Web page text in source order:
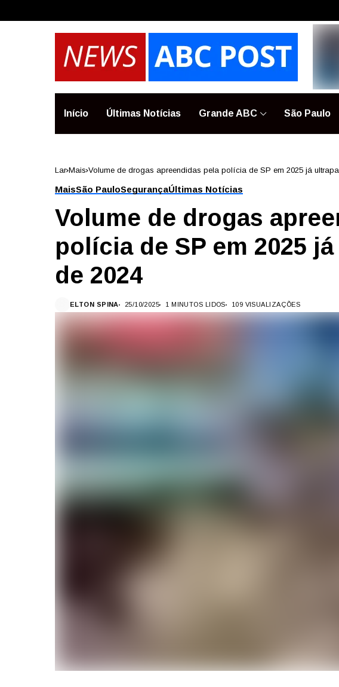
Início Últimas Notícias Grande ABC São Paulo
Lar Mais Volume de drogas apreendidas pela polícia de SP em 2025 já
MaisSão PauloSegurançaÚltimas Notícias
Volume de drogas
polícia de SP em 2025
de 2024
ELTON SPINA 25/10/2025 1 MINUTOS LIDOS 109 VISUALIZAÇÕES